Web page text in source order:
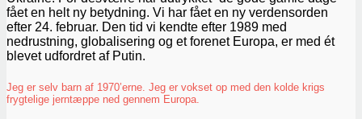
fået en helt ny betydning. Vi har fået en ny verdensorden
efter 24. februar. Den tid vi kendte efter 1989 med
nedrustning, globalisering og et forenet Europa, er med ét
blevet udfordret af Putin.
Jeg er selv barn af 1970’erne. Jeg er vokset op med den kolde krigs
frygtelige jerntæppe ned gennem Europa.